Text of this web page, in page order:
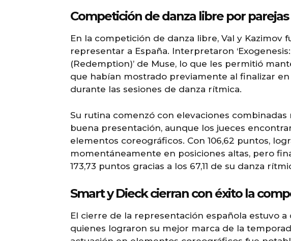
Competición de danza libre por parejas
En la competición de danza libre, Val y Kazimov
representar a España. Interpretaron
(Redemption)’ de Muse, lo que les permitió
que habían mostrado previamente al finalizar
durante las sesiones de danza rítmica.
Su rutina comenzó con elevaciones combinadas
buena presentación, aunque los jueces
elementos coreográficos. Con 106,62 puntos,
momentáneamente en posiciones altas, pero
173,73 puntos gracias a los 67,11 de su danza
Smart y Dieck cierran con éxito la
El cierre de la representación española estuvo a
quienes lograron su mejor marca de la